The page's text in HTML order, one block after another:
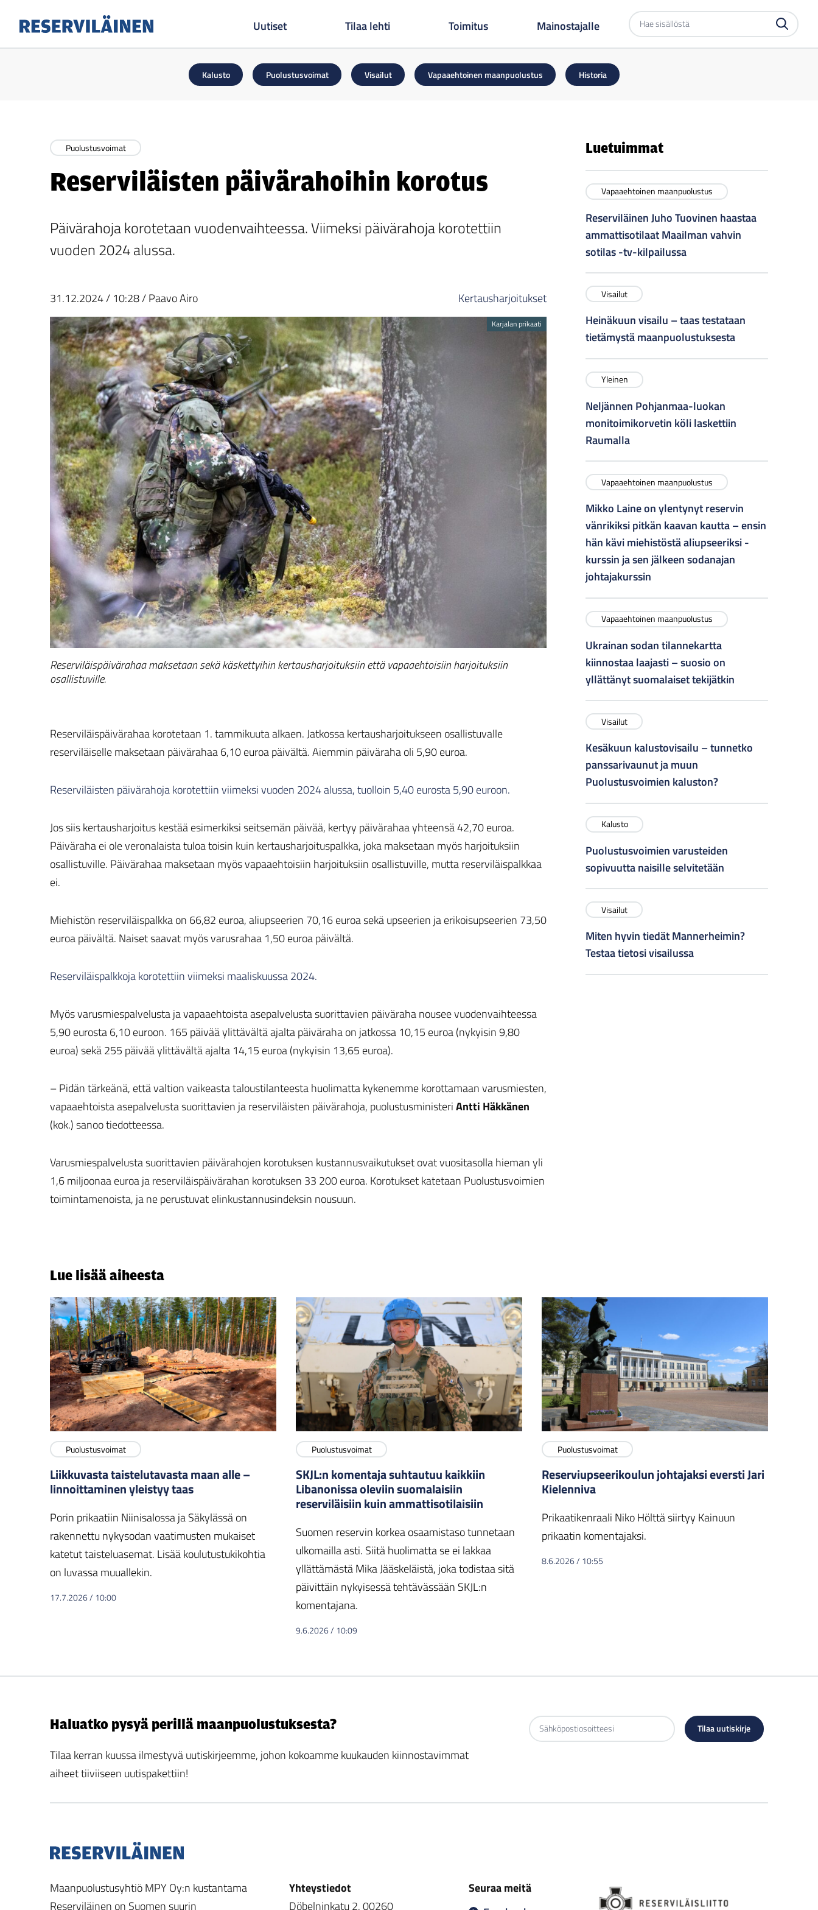
Uutiset Tilaa lehti Toimitus Mainostajalle
Etsi
sivustolta
Kalusto Puolustusvoimat Visailut Vapaaehtoinen maanpuolustus Historia
Puolustusvoimat
Reserviläisten päivärahoihin korotus
Päivärahoja korotetaan vuodenvaihteessa. Viimeksi päivärahoja korotettiin
vuoden 2024 alussa.
31.12.2024/ 10:28/Paavo Airo Kertausharjoitukset
Karjalan prikaati
Reserviläispäivärahaa maksetaan sekä käskettyihin kertausharjoituksiin että vapaaehtoisiin harjoituksiin
osallistuville.
Reserviläispäivärahaa korotetaan 1. tammikuuta alkaen. Jatkossa kertausharjoitukseen osallistuvalle
reserviläiselle maksetaan päivärahaa 6,10 euroa päivältä. Aiemmin päiväraha oli 5,90 euroa.
Reserviläisten päivärahoja korotettiin viimeksi vuoden 2024 alussa, tuolloin 5,40 eurosta 5,90 euroon.
Jos siis kertausharjoitus kestää esimerkiksi seitsemän päivää, kertyy päivärahaa yhteensä 42,70 euroa.
Päiväraha ei ole veronalaista tuloa toisin kuin kertausharjoituspalkka, joka maksetaan myös harjoituksiin
osallistuville. Päivärahaa maksetaan myös vapaaehtoisiin harjoituksiin osallistuville, mutta reserviläispalkkaa
ei.
Miehistön reserviläispalkka on 66,82 euroa, aliupseerien 70,16 euroa sekä upseerien ja erikoisupseerien 73,50
euroa päivältä. Naiset saavat myös varusrahaa 1,50 euroa päivältä.
Reserviläispalkkoja korotettiin viimeksi maaliskuussa 2024.
Myös varusmiespalvelusta ja vapaaehtoista asepalvelusta suorittavien päiväraha nousee vuodenvaihteessa
5,90 eurosta 6,10 euroon. 165 päivää ylittävältä ajalta päiväraha on jatkossa 10,15 euroa (nykyisin 9,80
euroa) sekä 255 päivää ylittävältä ajalta 14,15 euroa (nykyisin 13,65 euroa).
– Pidän tärkeänä, että valtion vaikeasta taloustilanteesta huolimatta kykenemme korottamaan varusmiesten,
vapaaehtoista asepalvelusta suorittavien ja reserviläisten päivärahoja, puolustusministeriAntti Häkkänen
(kok.) sanoo tiedotteessa.
Varusmiespalvelusta suorittavien päivärahojen korotuksen kustannusvaikutukset ovat vuositasolla hieman yli
1,6 miljoonaa euroa ja reserviläispäivärahan korotuksen 33 200 euroa. Korotukset katetaan Puolustusvoimien
toimintamenoista, ja ne perustuvat elinkustannusindeksin nousuun.
Luetuimmat
Vapaaehtoinen maanpuolustus
Reserviläinen Juho Tuovinen haastaa
ammattisotilaat Maailman vahvin
sotilas -tv-kilpailussa
Visailut
Heinäkuun visailu – taas testataan
tietämystä maanpuolustuksesta
Yleinen
Neljännen Pohjanmaa-luokan
monitoimikorvetin köli laskettiin
Raumalla
Vapaaehtoinen maanpuolustus
Mikko Laine on ylentynyt reservin
vänrikiksi pitkän kaavan kautta – ensin
hän kävi miehistöstä aliupseeriksi -
kurssin ja sen jälkeen sodanajan
johtajakurssin
Vapaaehtoinen maanpuolustus
Ukrainan sodan tilannekartta
kiinnostaa laajasti – suosio on
yllättänyt suomalaiset tekijätkin
Visailut
Kesäkuun kalustovisailu – tunnetko
panssarivaunut ja muun
Puolustusvoimien kaluston?
Kalusto
Puolustusvoimien varusteiden
sopivuutta naisille selvitetään
Visailut
Miten hyvin tiedät Mannerheimin?
Testaa tietosi visailussa
Lue lisää aiheesta
Puolustusvoimat
Liikkuvasta taistelutavasta maan alle –
linnoittaminen yleistyy taas
Porin prikaatiin Niinisalossa ja Säkylässä on
rakennettu nykysodan vaatimusten mukaiset
katetut taisteluasemat. Lisää koulutustukikohtia
on luvassa muuallekin.
17.7.2026/ 10:00
Puolustusvoimat
SKJL:n komentaja suhtautuu kaikkiin
Libanonissa oleviin suomalaisiin
reserviläisiin kuin ammattisotilaisiin
Suomen reservin korkea osaamistaso tunnetaan
ulkomailla asti. Siitä huolimatta se ei lakkaa
yllättämästä Mika Jääskeläistä, joka todistaa sitä
päivittäin nykyisessä tehtävässään SKJL:n
komentajana.
9.6.2026/ 10:09
Puolustusvoimat
Reserviupseerikoulun johtajaksi eversti Jari
Kielenniva
Prikaatikenraali Niko Hölttä siirtyy Kainuun
prikaatin komentajaksi.
8.6.2026/ 10:55
Haluatko pysyä perillä maanpuolustuksesta?
Tilaa kerran kuussa ilmestyvä uutiskirjeemme, johon kokoamme kuukauden kiinnostavimmat
aiheet tiiviiseen uutispakettiin!
Maanpuolustusyhtiö MPY Oy:n kustantama
Reserviläinen on Suomen suurin
Yhteystiedot
Döbelninkatu 2, 00260
Seuraa meitä